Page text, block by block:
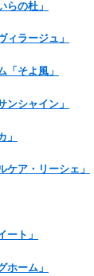
らの杜」
ィラージュ」
「そよ風」
ンシャイン」
」
ケア・リーシェ」
ート」
ホーム」